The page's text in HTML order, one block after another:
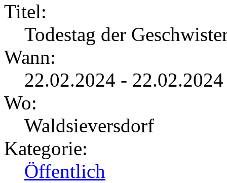
Titel:
Todestag der
Wann:
22.02.2024 -
Wo:
Waldsieversdorf
Kategorie:
Öffentlich